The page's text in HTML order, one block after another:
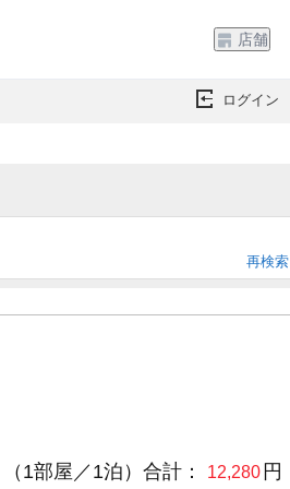
店舗
ログイン
再検索
（1部屋／1泊）合計： 12,280 円